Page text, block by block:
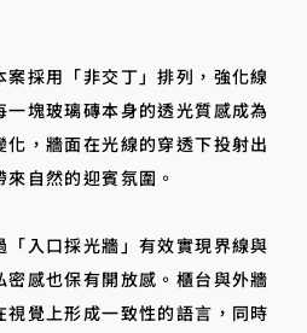
採用「非交丁」排列，強化線
塊玻璃磚本身的透光質感成為
，牆面在光線的穿透下投射出
自然的迎賓氛圍。
入口採光牆」有效實現界線與
感也保有開放感。櫃台與外牆
覺上形成一致性的語言，同時